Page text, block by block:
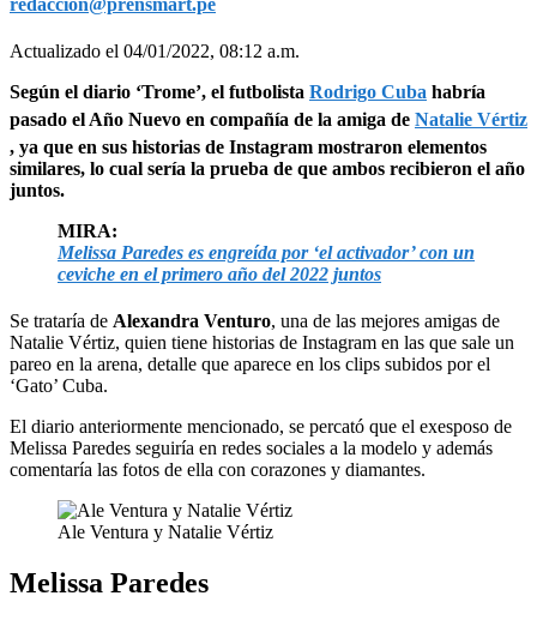
redaccion@prensmart.pe
Actualizado el 04/01/2022, 08:12 a.m.
Según el diario ‘Trome’, el futbolista Rodrigo Cuba habría
pasado el Año Nuevo en compañía de la amiga de Natalie Vértiz
, ya que en sus historias de Instagram mostraron elementos
similares, lo cual sería la prueba de que ambos recibieron el año
juntos.
MIRA:
Melissa Paredes es engreída por ‘el activador’ con un
ceviche en el primero año del 2022 juntos
Se trataría de Alexandra Venturo, una de las mejores amigas de
Natalie Vértiz, quien tiene historias de Instagram en las que sale un
pareo en la arena, detalle que aparece en los clips subidos por el
‘Gato’ Cuba.
El diario anteriormente mencionado, se percató que el exesposo de
Melissa Paredes seguiría en redes sociales a la modelo y además
comentaría las fotos de ella con corazones y diamantes.
Ale Ventura y Natalie Vértiz
Melissa Paredes